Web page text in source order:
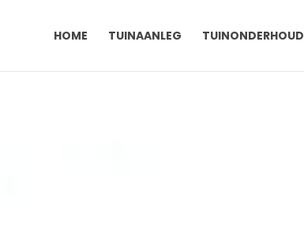
HOME TUINAANLEG TUINONDERHOUD